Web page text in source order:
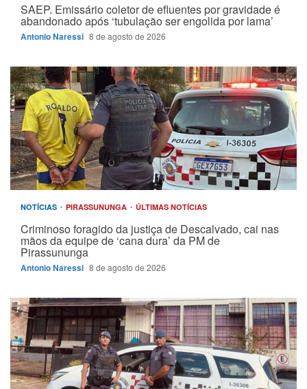
SAEP. Emissário coletor de efluentes por gravidade é
abandonado após ‘tubulação ser engolida por lama’
Antonio Naressi 8 de agosto de 2026
NOTÍCIAS PIRASSUNUNGA ÚLTIMAS NOTÍCIAS
Criminoso foragido da justiça de Descalvado, cai nas
mãos da equipe de ‘cana dura’ da PM de
Pirassununga
Antonio Naressi 8 de agosto de 2026